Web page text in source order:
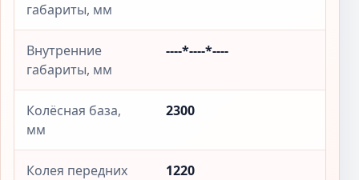
габариты, мм
Внутренние
габариты, мм
----*----*----
Колёсная база,
мм
2300
Колея передних
1220